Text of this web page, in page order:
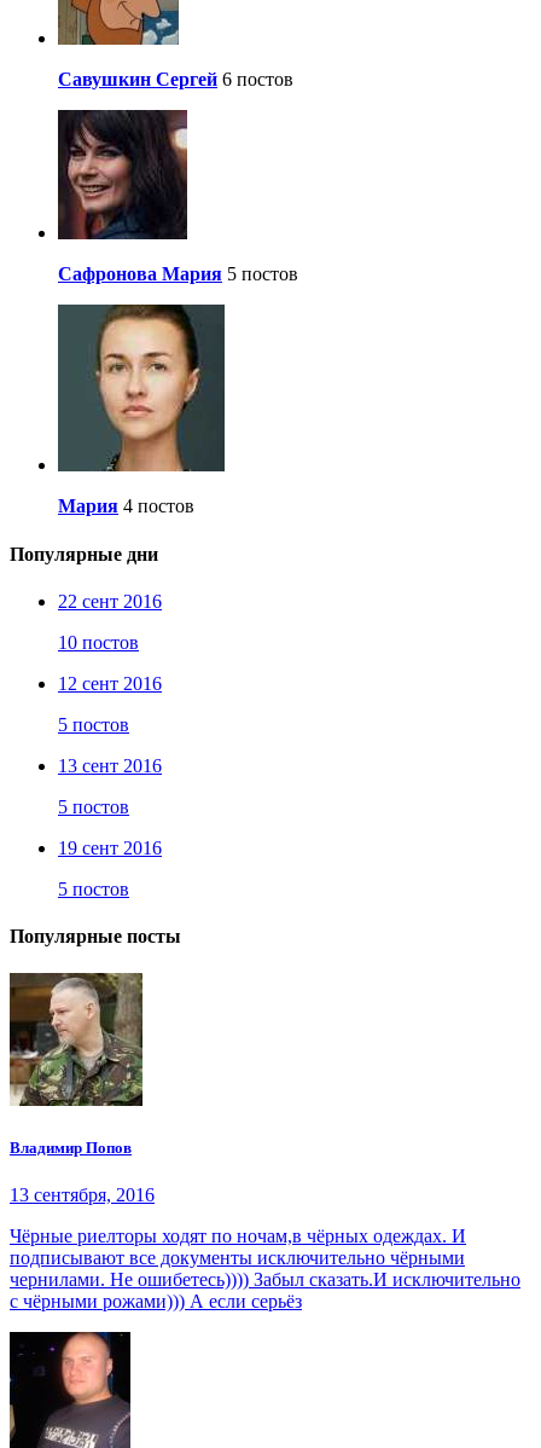
Савушкин Сергей 6 постов
Сафронова Мария 5 постов
Мария 4 постов
Популярные дни
22 сент 2016
10 постов
12 сент 2016
5 постов
13 сент 2016
5 постов
19 сент 2016
5 постов
Популярные посты
Владимир Попов
13 сентября, 2016
Чёрные риелторы ходят по ночам,в чёрных одеждах. И
подписывают все документы исключительно чёрными
чернилами. Не ошибетесь)))) Забыл сказать.И исключительно
с чёрными рожами))) А если серьёз